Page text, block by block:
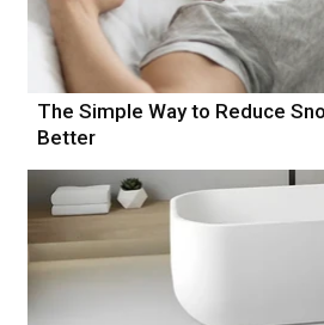
The Simple Way to Reduce
Better